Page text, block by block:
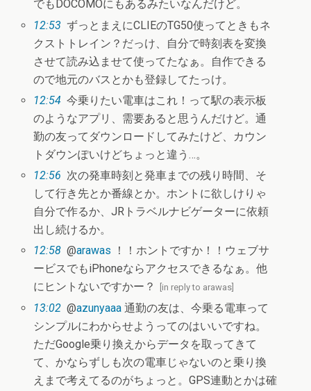
でもDOCOMOにもあるみたいなんだけど。
12:53 ずっとまえにCLIEのTG50使ってときもネ
クストトレイン？だっけ、自分で時刻表を変換
させて読み込ませて使ってたなぁ。自作できる
ので地元のバスとかも登録してたっけ。
12:54 今乗りたい電車はこれ！って駅の表示板
のようなアプリ、需要あると思うんだけど。通
勤の友ってダウンロードしてみたけど、カウン
トダウンぽいけどちょっと違う…。
12:56 次の発車時刻と発車までの残り時間、そ
して行き先とか番線とか。ホントに欲しけりゃ
自分で作るか、JRトラベルナビゲーターに依頼
出し続けるか。
12:58 @arawas ！！ホントですか！！ウェブサ
ービスでもiPhoneならアクセスできるなぁ。他
にヒントないですかー？
in reply to arawas
13:02 @azunyaaa 通勤の友は、今乗る電車って
シンプルにわからせようってのはいいですね。
ただGoogle乗り換えからデータを取ってきて
て、かならずしも次の電車じゃないのと乗り換
えまで考えてるのがちょっと。GPS連動とかは確